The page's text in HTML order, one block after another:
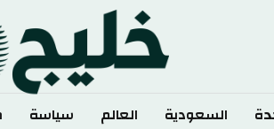
السعودية العالم سياسة مال